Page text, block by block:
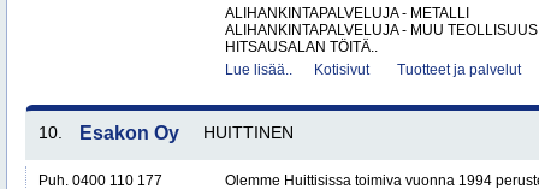
ALIHANKINTAPALVELUJA - METALLI
ALIHANKINTAPALVELUJA - MUU TEOLLISUUS
HITSAUSALAN TÖITÄ..
Lue lisää..
Kotisivut Tuotteet ja palvelut
10. Esakon Oy HUITTINEN
Puh. 0400 110 177
Olemme Huittisissa toimiva vuonna 1994